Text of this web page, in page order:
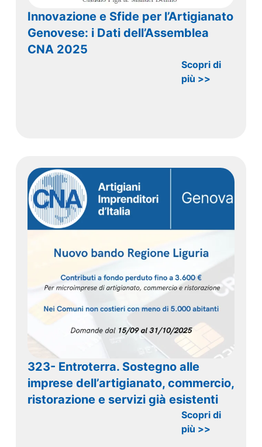
Innovazione e Sfide per l’Artigianato
Genovese: i Dati dell’Assemblea
CNA 2025
Scopri di
più >>
323- Entroterra. Sostegno alle
imprese dell’artigianato, commercio,
ristorazione e servizi già esistenti
Scopri di
più >>